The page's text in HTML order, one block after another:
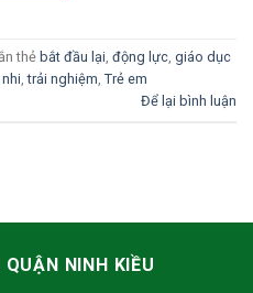
thẻ bắt đầu lại, động lực, giáo dục
,trải nghiệm, Trẻ em
Để lại bình luận
NINH KIỀU